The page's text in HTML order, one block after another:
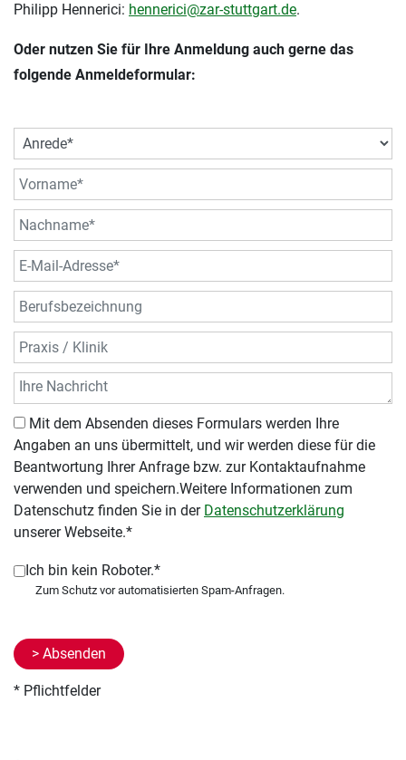
Philipp Hennerici: hennerici@zar-stuttgart.de.
Oder nutzen Sie für Ihre Anmeldung auch gerne das
folgende Anmeldeformular:
Angaben an uns übermittelt, und wir werden diese für die
Beantwortung Ihrer Anfrage bzw. zur Kontaktaufnahme
verwenden und speichern.Weitere Informationen zum
Datenschutz finden Sie in der Datenschutzerklärung
unserer Webseite.*
Ich bin kein Roboter.*
* Pflichtfelder